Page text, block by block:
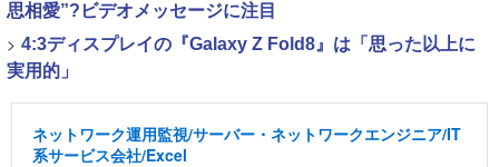
思相愛”?ビデオメッセージに注目
> 4:3ディスプレイの『Galaxy Z Fold8』は「思った以上に
実用的」
ネットワーク運用監視/サーバー・ネットワークエンジニア/IT
系サービス会社/Excel